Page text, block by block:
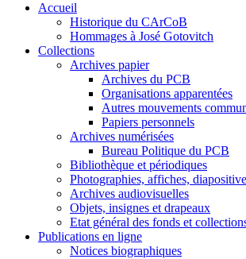
Accueil
Historique du CArCoB
Hommages à José Gotovitch
Collections
Archives papier
Archives du PCB
Organisations apparentées
Autres mouvements
Papiers personnels
Archives numérisées
Bureau Politique du PCB
Bibliothèque et périodiques
Photographies, affiches,
Archives audiovisuelles
Objets, insignes et drapeaux
Etat général des fonds et
Publications en ligne
Notices biographiques